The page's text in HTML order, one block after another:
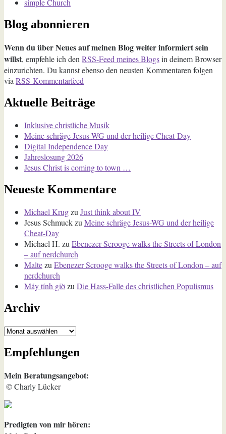
simple Church
Blog abonnieren
Wenn du über Neues auf meinen Blog weiter informiert sein
willst, empfehle ich den RSS-Feed meines Blogsin deinem Browser
einzurichten. Du kannst ebenso den neusten Kommentaren folgen
via RSS-Kommentarfeed
Aktuelle Beiträge
Inklusive christliche Musik
Meine schräge Jesus-WG und der heilige Cheat-Day
Digital Independence Day
Jahreslosung 2026
Jesus Christ is coming to town …
Neueste Kommentare
Michael Krugzu Just think about IV
Jesus Schmuckzu Meine schräge Jesus-WG und der heilige
Cheat-Day
Michael H. zu Ebenezer Scrooge walks the Streets of London
– auf nerdchurch
Maltezu Ebenezer Scrooge walks the Streets of London – auf
nerdchurch
Máy tính giờzu Die Hass-Falle des christlichen Populismus
Archiv
Archiv
Empfehlungen
Mein Beratungsangebot:
© Charly Lücker
Predigten von mir hören: